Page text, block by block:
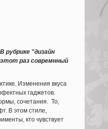
рубрике "дизайн
раз совремнный
Изменения вкуса
гаджетов.
сочетания. То,
В этом стиле,
кто чувствует